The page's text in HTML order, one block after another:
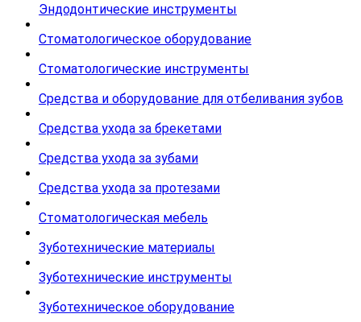
Эндодонтические инструменты
Стоматологическое оборудование
Стоматологические инструменты
Средства и оборудование для отбеливания зубов
Средства ухода за брекетами
Средства ухода за зубами
Средства ухода за протезами
Стоматологическая мебель
Зуботехнические материалы
Зуботехнические инструменты
Зуботехническое оборудование